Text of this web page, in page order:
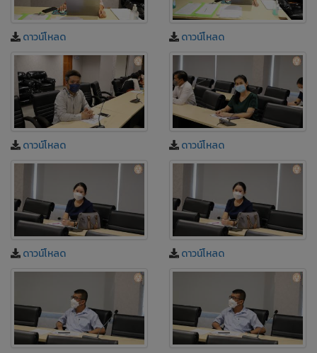
ดาวน์โหลด ดาวน์โหลด
ดาวน์โหลด ดาวน์โหลด
ดาวน์โหลด ดาวน์โหลด